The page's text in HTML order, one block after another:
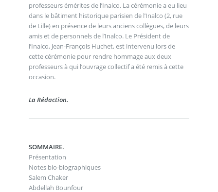
professeurs émérites de l’Inalco. La cérémonie a eu lieu
dans le bâtiment historique parisien de l’Inalco (2, rue
de Lille) en présence de leurs anciens collègues, de leurs
amis et de personnels de l’Inalco. Le Président de
l’Inalco, Jean-François Huchet, est intervenu lors de
cette cérémonie pour rendre hommage aux deux
professeurs à qui l’ouvrage collectif a été remis à cette
occasion.
La Rédaction.
SOMMAIRE.
Présentation
Notes bio-biographiques
Salem Chaker
Abdellah Bounfour